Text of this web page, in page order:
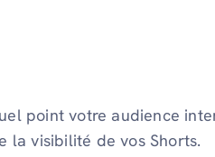
point votre audience
la visibilité de vos Shorts.